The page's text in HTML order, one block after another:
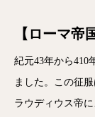
【ローマ帝
紀元43年から410
ました。この征
ラウディウス帝